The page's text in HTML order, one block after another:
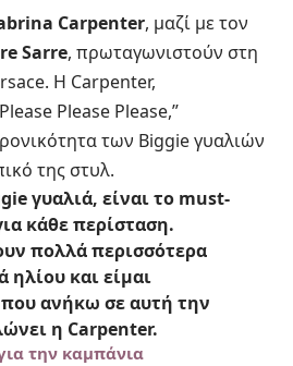
Carpenter, μαζί με τον
Sarre, πρωταγωνιστούν στη
Η Carpenter,
Please Please,”
των Biggie γυαλιών
της στυλ.
γυαλιά, είναι το must-
κάθε περίσταση.
πολλά περισσότερα
και είμαι
ανήκω σε αυτή την
η Carpenter.
την καμπάνια